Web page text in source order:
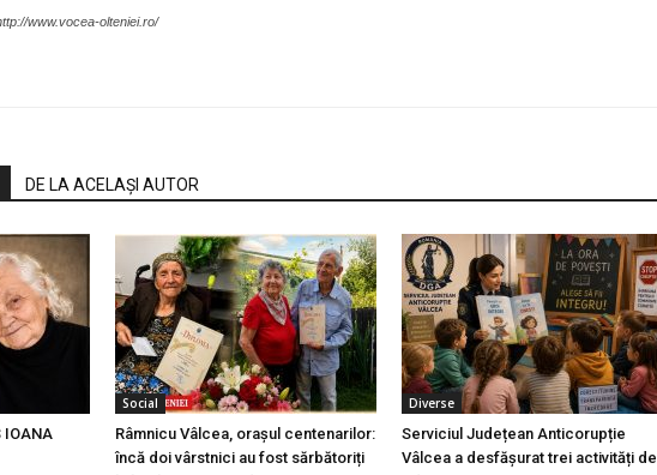
www.vocea-olteniei.ro/
DE LA ACELAȘI AUTOR
IOANA
Social
Râmnicu Vâlcea, orașul centenarilor:
încă doi vârstnici au fost sărbătoriți
Diverse
Serviciul Județean Anticorupție
Vâlcea a desfășurat trei activități de